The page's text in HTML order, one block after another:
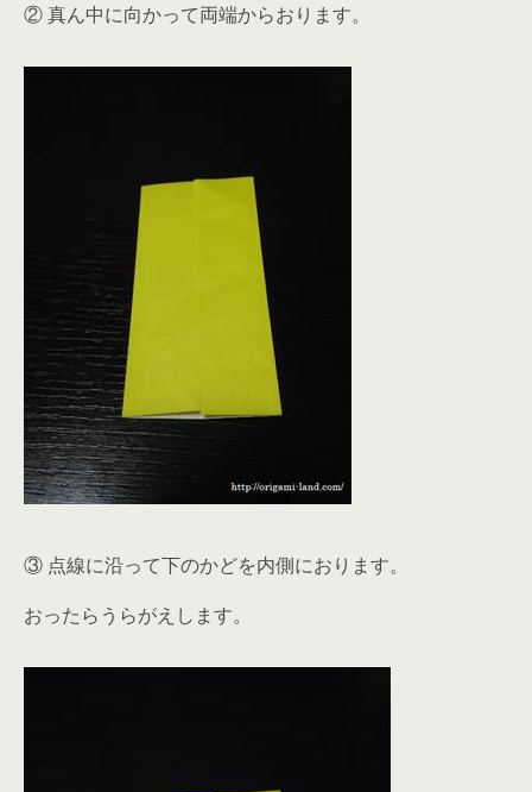
② 真ん中に向かって両端からおります。
③ 点線に沿って下のかどを内側におります。
おったらうらがえします。